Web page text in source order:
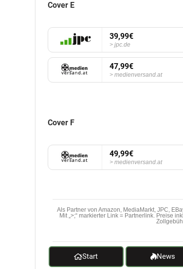
Cover E
39,99€
jpc.de
47,99€
medienversand.at
Cover F
49,99€
medienversand.at
Als Partner von Amazon, MediaMarkt, JPC,
Mit „>;“ markierter Link = Partnerlink. Preise
Start News